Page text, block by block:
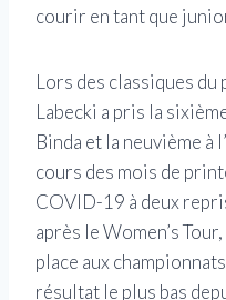
courir en tant que
Lors des classiques du
Labecki a pris la
Binda et la neuvième à
cours des mois de
COVID-19 à deux
après le Women’s
place aux
résultat le plus bas